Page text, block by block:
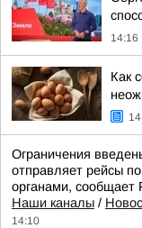
14:16
Как
Ограничения
отправляет рейсы
органами, сообщает
Наши каналы /
14:10